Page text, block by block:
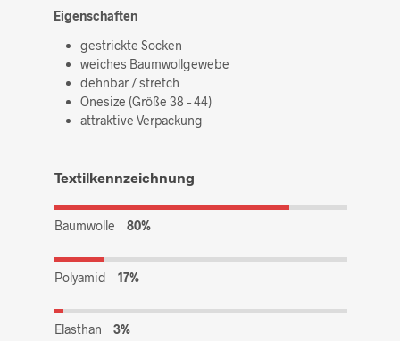
Eigenschaften
gestrickte Socken
weiches Baumwollgewebe
dehnbar / stretch
Onesize (Größe 38 – 44)
attraktive Verpackung
Textilkennzeichnung
Baumwolle 80%
Polyamid 17%
Elasthan 3%